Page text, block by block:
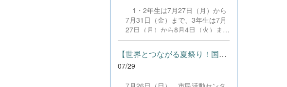
分に発揮し、堂々と舞台に立ちま
した。緊張感のある全国の舞台に
おいて、一人一人が役割を果た
し、心を込めた演技と表現を披露
することができました。 また、
今回の全国大会出場にあたり、多
ました企業の皆様、ならびに心温
1・2年生は7月27日（月）から
7月31日（金）まで、3年生は7月
27日（月）から8月4日（火）まで
の日程で、それぞれ学習に取り組
みました。多くの生徒が意欲的に
参加し、これまでの学習内容の復
習や発展的な内容、受験に向けた
【世界とつながる夏祭り！国際教養科の生徒が多文化共生ボランテ...
07/29